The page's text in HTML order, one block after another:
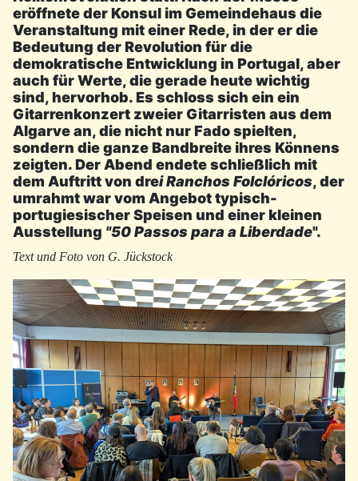
eröffnete der Konsul im Gemeindehaus die
Veranstaltung mit einer Rede, in der er die
Bedeutung der Revolution für die
demokratische Entwicklung in Portugal, aber
auch für Werte, die gerade heute wichtig
sind, hervorhob. Es schloss sich ein ein
Gitarrenkonzert zweier Gitarristen aus dem
Algarve an, die nicht nur Fado spielten,
sondern die ganze Bandbreite ihres Könnens
zeigten. Der Abend endete schließlich mit
dem Auftritt von drei Ranchos Folclóricos, der
umrahmt war vom Angebot typisch-
portugiesischer Speisen und einer kleinen
Ausstellung "50 Passos para a Liberdade".
Text und Foto von G. Jückstock